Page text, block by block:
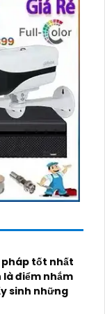
pháp tốt nhất
điểm nhắm
sinh những